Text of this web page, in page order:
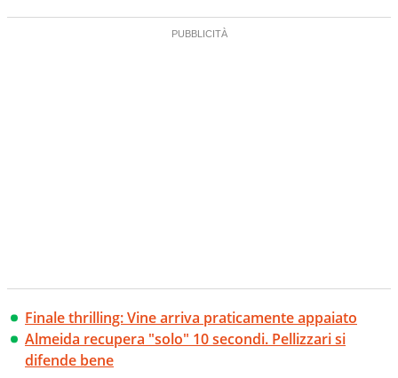
Finale thrilling: Vine arriva praticamente appaiato
Almeida recupera "solo" 10 secondi. Pellizzari si
difende bene